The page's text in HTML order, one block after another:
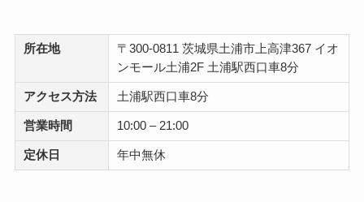
所在地
〒300-0811 茨城県土浦市上高津367 イオ
ンモール土浦2F 土浦駅西口車8分
アクセス方法 土浦駅西口車8分
営業時間 10:00 – 21:00
定休日 年中無休